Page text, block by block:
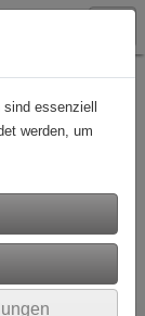
(5)
essenziell
werden, um